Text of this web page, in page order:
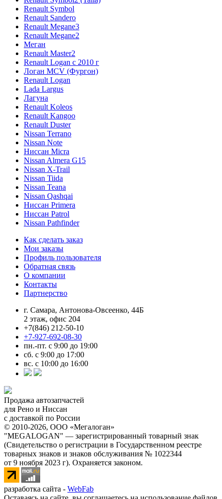
Renault Symbol
Renault Sandero
Renault Megane3
Renault Megane2
Меган
Renault Master2
Renault Logan c 2010 г
Логан МСV (Фургон)
Renault Logan
Lada Largus
Лагуна
Renault Koleos
Renault Kangoo
Renault Duster
Nissan Terrano
Nissan Note
Ниссан Micra
Nissan Almera G15
Nissan X-Trail
Nissan Tiida
Nissan Teana
Nissan Qashqai
Ниссан Primera
Ниссан Patrol
Nissan Pathfinder
Как сделать заказ
Мои заказы
Профиль пользователя
Обратная связь
О компании
Контакты
Партнерство
г. Самара, Антонова-Овсеенко, 44Б
2 этаж, офис 204
+7(846) 212-50-10
+7-927-692-08-30
пн.-пт. с 9:00 до 19:00
сб. с 9:00 до 17:00
вс. с 10:00 до 16:00
Продажа автозапчастей
для Рено и Ниссан
с доставкой по России
© 2010-2026, ООО «Мегалоган»
"MEGALOGAN" — зарегистрированный товарный знак
(Свидетельство о регистрации в Государственном реестре
товарных знаков и знаков обслуживания № 1022344
от 9 ноября 2023 г). Охраняется законом.
разработка сайта - WebFab